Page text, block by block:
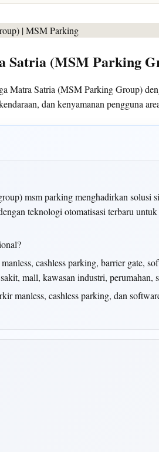
Satria (MSM Parking
Matra Satria (MSM Parking Group)
dan kenyamanan pengguna
msm parking menghadirkan solusi
teknologi otomatisasi terbaru untuk
cashless parking, barrier gate,
mall, kawasan industri, perumahan,
manless, cashless parking, dan